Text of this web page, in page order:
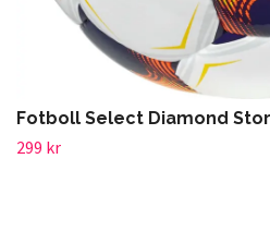
Fotboll Select Diamond
299 kr